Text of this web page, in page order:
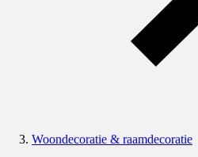
Woondecoratie & raamdecoratie